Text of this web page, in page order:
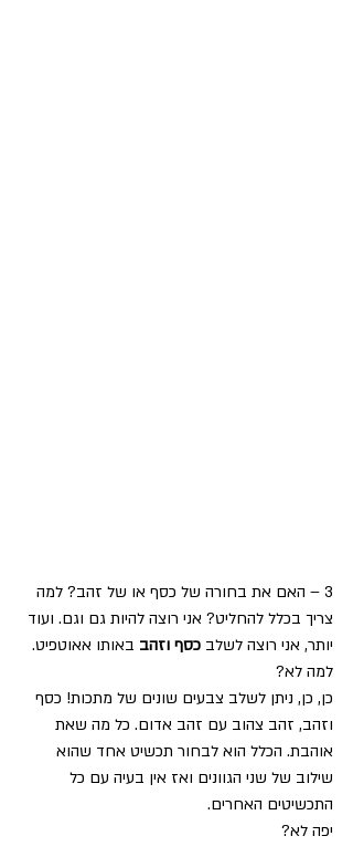
3 – האם את בחורה של כסף או של זהב? למה
צריך בכלל להחליט? אני רוצה להיות גם וגם. ועוד
יותר, אני רוצה לשלב כסף וזהב באותו אאוטפיט.
למה לא?
כן, כן, ניתן לשלב צבעים שונים של מתכות! כסף
וזהב, זהב צהוב עם זהב אדום. כל מה שאת
אוהבת. הכלל הוא לבחור תכשיט אחד שהוא
שילוב של שני הגוונים ואז אין בעיה עם כל
התכשיטים האחרים.
יפה לא?